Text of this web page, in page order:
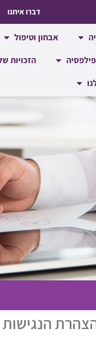
דברו איתנו
אבחון וטיפול
הזכויות